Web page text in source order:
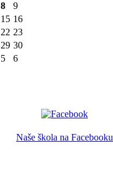
8
9
15 16
22 23
29 30
5 6
Naše škola na Facebooku